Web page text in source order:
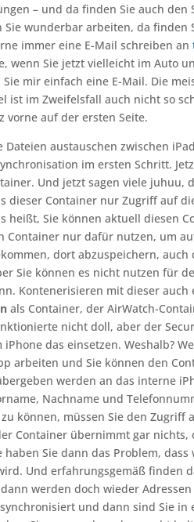
– und da finden Sie auch
Sie wunderbar arbeiten, da
immer eine E-Mail schreiben an
wenn Sie jetzt vielleicht im Auto
mir einfach eine E-Mail. Die
ist im Zweifelsfall auch nicht so
vorne auf der ersten Seite.
Dateien austauschen zwischen
im ersten Schritt.
Und jetzt sagen viele juhuu,
dieser Container nur Zugriff auf
heißt, Sie können aktuell diesen
Container nur dafür nutzen, um
dort abzuspeichern,
Sie können es nicht nutzen für
Kontenerisieren mit dieser
als Container, der AirWatch-
nicht doll, aber der
iPhone das einsetzen. Weshalb?
arbeiten und Sie können den
werden an das interne
Nachname und
können, müssen Sie den
Container übernimmt gar
haben Sie dann das Problem,
Und erfahrungsgemäß finden
werden doch wieder
und dann sind Sie in